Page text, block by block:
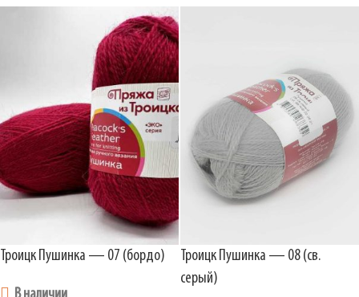
Троицк Пушинка — 07 (бордо)
Троицк Пушинка — 08 (св.
серый)